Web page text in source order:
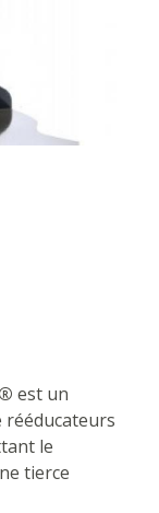
est un
le
tierce